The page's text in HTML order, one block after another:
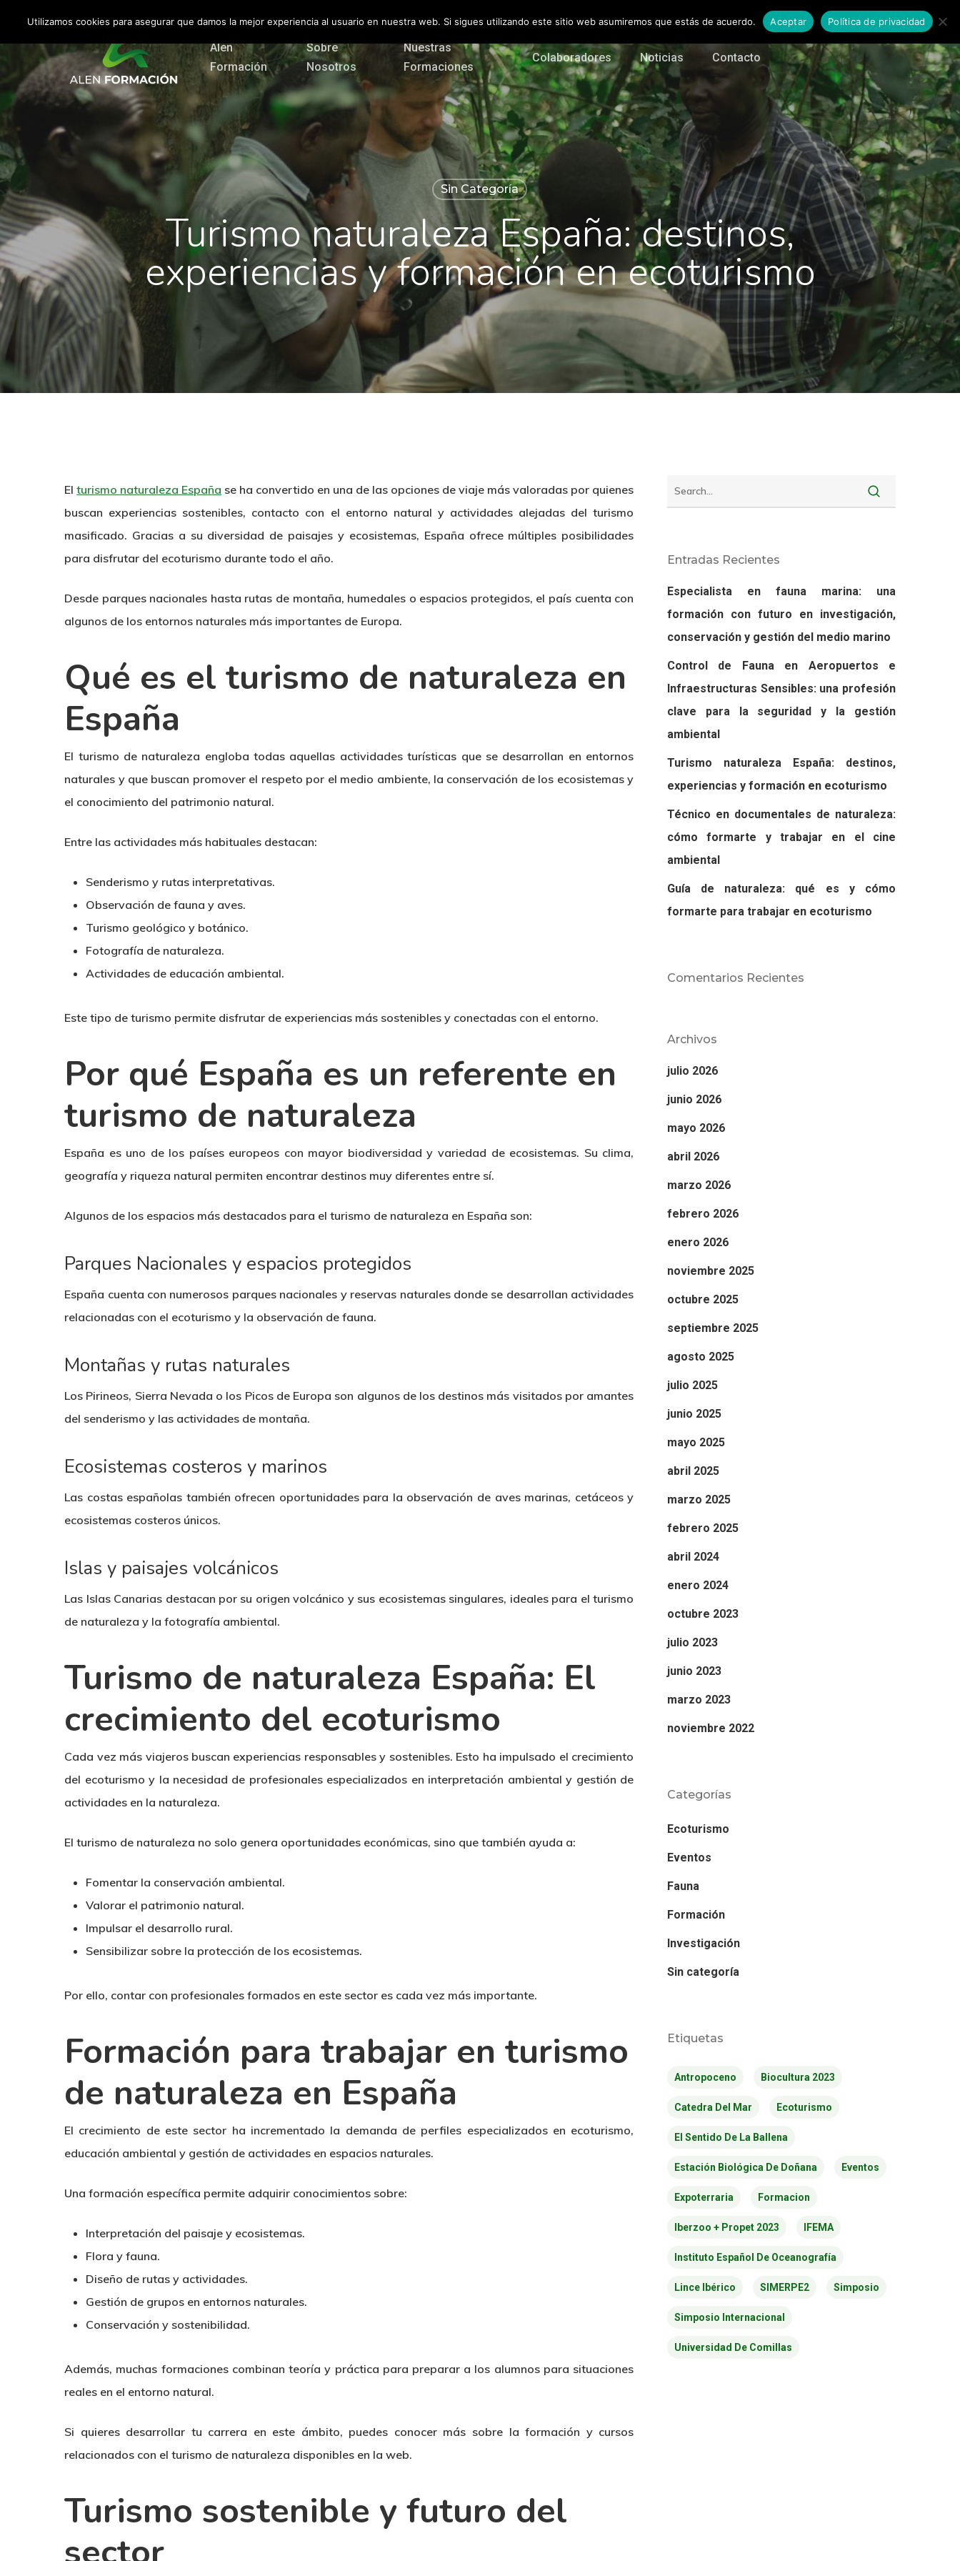
content
Alen
Formación
Sobre
Nosotros
Nuestras
Formaciones
Colaboradores Noticias Contacto
Sin Categoría
Turismo naturaleza España: destinos,
experiencias y formación en ecoturismo
Elturismo naturaleza España se ha convertido en una de las opciones de viaje más valoradas por quienes
buscan experiencias sostenibles, contacto con el entorno natural y actividades alejadas del turismo
masificado. Gracias a su diversidad de paisajes y ecosistemas, España ofrece múltiples posibilidades
para disfrutar del ecoturismo durante todo el año.
Desde parques nacionales hasta rutas de montaña, humedales o espacios protegidos, el país cuenta con
algunos de los entornos naturales más importantes de Europa.
Qué es el turismo de naturaleza en
España
El turismo de naturaleza engloba todas aquellas actividades turísticas que se desarrollan en entornos
naturales y que buscan promover el respeto por el medio ambiente, la conservación de los ecosistemas y
el conocimiento del patrimonio natural.
Entre las actividades más habituales destacan:
Senderismo y rutas interpretativas.
Observación de fauna y aves.
Turismo geológico y botánico.
Fotografía de naturaleza.
Actividades de educación ambiental.
Este tipo de turismo permite disfrutar de experiencias más sostenibles y conectadas con el entorno.
Por qué España es un referente en
turismo de naturaleza
España es uno de los países europeos con mayor biodiversidad y variedad de ecosistemas. Su clima,
geografía y riqueza natural permiten encontrar destinos muy diferentes entre sí.
Algunos de los espacios más destacados para el turismo de naturaleza en España son:
Parques Nacionales y espacios protegidos
España cuenta con numerosos parques nacionales y reservas naturales donde se desarrollan actividades
relacionadas con el ecoturismo y la observación de fauna.
Montañas y rutas naturales
Los Pirineos, Sierra Nevada o los Picos de Europa son algunos de los destinos más visitados por amantes
del senderismo y las actividades de montaña.
Ecosistemas costeros y marinos
Las costas españolas también ofrecen oportunidades para la observación de aves marinas, cetáceos y
ecosistemas costeros únicos.
Islas y paisajes volcánicos
Las Islas Canarias destacan por su origen volcánico y sus ecosistemas singulares, ideales para el turismo
de naturaleza y la fotografía ambiental.
Turismo de naturaleza España: El
crecimiento del ecoturismo
Cada vez más viajeros buscan experiencias responsables y sostenibles. Esto ha impulsado el crecimiento
del ecoturismo y la necesidad de profesionales especializados en interpretación ambiental y gestión de
actividades en la naturaleza.
El turismo de naturaleza no solo genera oportunidades económicas, sino que también ayuda a:
Fomentar la conservación ambiental.
Valorar el patrimonio natural.
Impulsar el desarrollo rural.
Sensibilizar sobre la protección de los ecosistemas.
Por ello, contar con profesionales formados en este sector es cada vez más importante.
Formación para trabajar en turismo
de naturaleza en España
El crecimiento de este sector ha incrementado la demanda de perfiles especializados en ecoturismo,
educación ambiental y gestión de actividades en espacios naturales.
Una formación específica permite adquirir conocimientos sobre:
Interpretación del paisaje y ecosistemas.
Flora y fauna.
Diseño de rutas y actividades.
Gestión de grupos en entornos naturales.
Conservación y sostenibilidad.
Además, muchas formaciones combinan teoría y práctica para preparar a los alumnos para situaciones
reales en el entorno natural.
Si quieres desarrollar tu carrera en este ámbito, puedes conocer más sobre la formación y cursos
relacionados con el turismo de naturaleza disponibles en la web.
Turismo sostenible y futuro del
Entradas Recientes
Especialista en fauna marina: una
formación con futuro en investigación,
conservación y gestión del medio marino
Control de Fauna en Aeropuertos e
Infraestructuras Sensibles: una profesión
clave para la seguridad y la gestión
ambiental
Turismo naturaleza España: destinos,
experiencias y formación en ecoturismo
Técnico en documentales de naturaleza:
cómo formarte y trabajar en el cine
ambiental
Guía de naturaleza: qué es y cómo
formarte para trabajar en ecoturismo
Comentarios Recientes
Archivos
julio 2026
junio 2026
mayo 2026
abril 2026
marzo 2026
febrero 2026
enero 2026
noviembre 2025
octubre 2025
septiembre 2025
agosto 2025
julio 2025
junio 2025
mayo 2025
abril 2025
marzo 2025
febrero 2025
abril 2024
enero 2024
octubre 2023
julio 2023
junio 2023
marzo 2023
noviembre 2022
Categorías
Ecoturismo
Eventos
Fauna
Formación
Investigación
Sin categoría
Etiquetas
Antropoceno Biocultura 2023
Catedra Del Mar Ecoturismo
El Sentido De La Ballena
Estación Biológica De Doñana Eventos
Expoterraria Formacion
Iberzoo + Propet 2023 IFEMA
Instituto Español De Oceanografía
Lince Ibérico SIMERPE2 Simposio
Simposio Internacional
Universidad De Comillas
Utilizamos cookies para asegurar que damos la mejor experiencia al usuario en nuestra web. Si sigues utilizando este sitio web asumiremos que estás de acuerdo. Aceptar Política de privacidad